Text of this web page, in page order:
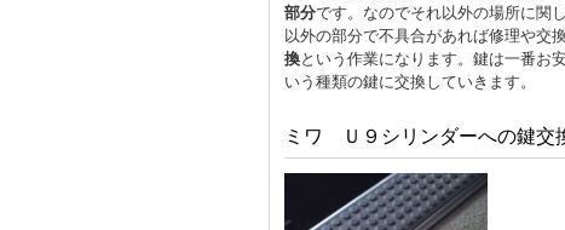
部分です。なのでそれ以外の場所に関
以外の部分で不具合があれば修理や交
換という作業になります。 鍵は一番お
いう種類の鍵に交換していきます。
ミワ Ｕ９シリンダーへの鍵交